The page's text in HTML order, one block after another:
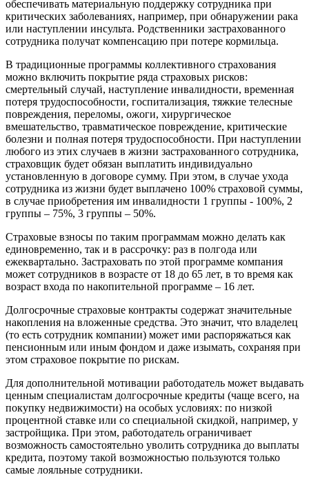
обеспечивать материальную поддержку сотрудника при
критических заболеваниях, например, при обнаружении рака
или наступлении инсульта. Родственники застрахованного
сотрудника получат компенсацию при потере кормильца.
В традиционные программы коллективного страхования
можно включить покрытие ряда страховых рисков:
смертельный случай, наступление инвалидности, временная
потеря трудоспособности, госпитализация, тяжкие телесные
повреждения, переломы, ожоги, хирургическое
вмешательство, травматическое повреждение, критические
болезни и полная потеря трудоспособности. При наступлении
любого из этих случаев в жизни застрахованного сотрудника,
страховщик будет обязан выплатить индивидуально
установленную в договоре сумму. При этом, в случае ухода
сотрудника из жизни будет выплачено 100% страховой суммы,
в случае приобретения им инвалидности 1 группы - 100%, 2
группы – 75%, 3 группы – 50%.
Страховые взносы по таким программам можно делать как
единовременно, так и в рассрочку: раз в полгода или
ежеквартально. Застраховать по этой программе компания
может сотрудников в возрасте от 18 до 65 лет, в то время как
возраст входа по накопительной программе – 16 лет.
Долгосрочные страховые контракты содержат значительные
накопления на вложенные средства. Это значит, что владелец
(то есть сотрудник компании) может ими распоряжаться как
пенсионным или иным фондом и даже изымать, сохраняя при
этом страховое покрытие по рискам.
Для дополнительной мотивации работодатель может выдавать
ценным специалистам долгосрочные кредиты (чаще всего, на
покупку недвижимости) на особых условиях: по низкой
процентной ставке или со специальной скидкой, например, у
застройщика. При этом, работодатель ограничивает
возможность самостоятельно уволить сотрудника до выплаты
кредита, поэтому такой возможностью пользуются только
самые лояльные сотрудники.